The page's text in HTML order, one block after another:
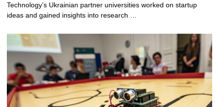
Technology’s Ukrainian partner universities worked on startup
ideas and gained insights into research …